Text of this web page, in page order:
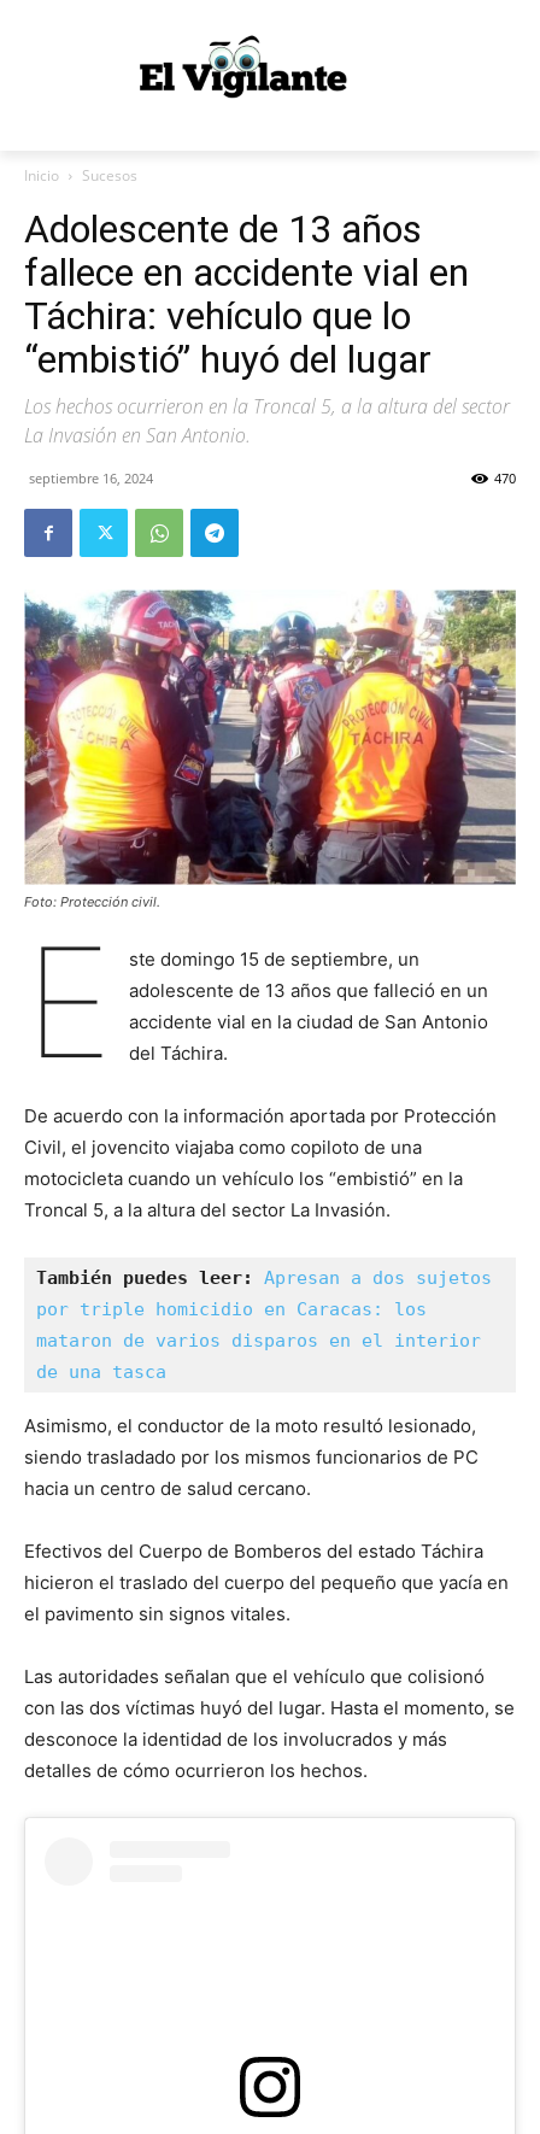
Inicio Sucesos
Adolescente de 13 años
fallece en accidente vial en
Táchira: vehículo que lo
“embistió” huyó del lugar
Los hechos ocurrieron en la Troncal 5, a la altura del sector
La Invasión en San Antonio.
septiembre 16, 2024 470
Foto: Protección civil.
E
ste domingo 15 de septiembre, un
adolescente de 13 años que falleció en un
accidente vial en la ciudad de San Antonio
del Táchira.
De acuerdo con la información aportada por Protección
Civil, el jovencito viajaba como copiloto de una
motocicleta cuando un vehículo los “embistió” en la
Troncal 5, a la altura del sector La Invasión.
También puedes leer: Apresan a dos sujetos
por triple homicidio en Caracas: los
mataron de varios disparos en el interior
de una tasca
Asimismo, el conductor de la moto resultó lesionado,
siendo trasladado por los mismos funcionarios de PC
hacia un centro de salud cercano.
Efectivos del Cuerpo de Bomberos del estado Táchira
hicieron el traslado del cuerpo del pequeño que yacía en
el pavimento sin signos vitales.
Las autoridades señalan que el vehículo que colisionó
con las dos víctimas huyó del lugar. Hasta el momento, se
desconoce la identidad de los involucrados y más
detalles de cómo ocurrieron los hechos.